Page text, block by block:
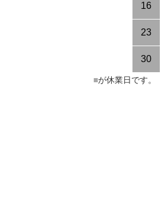
16
23
30
■が休業日です。